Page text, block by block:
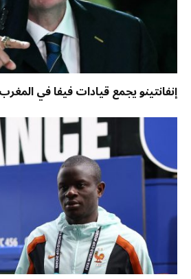
إنفانتينو يجمع قيادات فيفا في المغرب